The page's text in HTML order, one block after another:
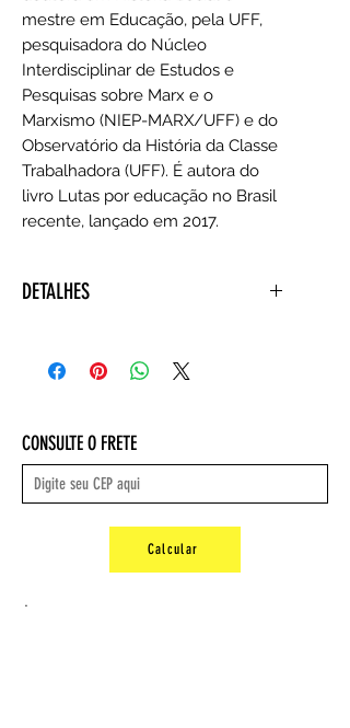
mestre em Educação, pela UFF,
pesquisadora do Núcleo
Interdisciplinar de Estudos e
Pesquisas sobre Marx e o
Marxismo (NIEP-MARX/UFF) e do
Observatório da História da Classe
Trabalhadora (UFF). É autora do
livro Lutas por educação no Brasil
recente, lançado em 2017.
DETALHES
2018)
ISBN-10 ‏ : ‎ 8569437390
ISBN-13 ‏ : ‎ 978-8569437390
Dimensões ‏ : ‎ 22.8 x 16 x 1.6 cm
CONSULTE O FRETE
Calcular
.